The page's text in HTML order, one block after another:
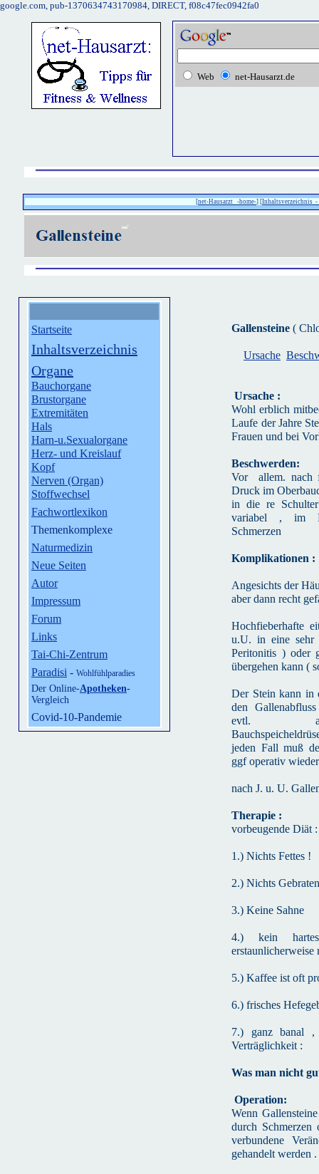
google.com, pub-1370634743170984, DIRECT, f08c47fec0942fa0
Web net-Hausarzt.de
[net-Hausarzt -home-] [Inhaltsverzeichnis -
Startseite
Inhaltsverzeichnis
Organe
Bauchorgane
Brustorgane
Extremitäten
Hals
Harn-u.Sexualorgane
Herz- und Kreislauf
Kopf
Nerven (Organ)
Stoffwechsel
Fachwortlexikon
Themenkomplexe
Naturmedizin
Neue Seiten
Autor
Impressum
Forum
Links
Tai-Chi-Zentrum
Paradisi - Wohlfühlparadies
Der Online-Apotheken-
Vergleich
Covid-10-Pandemie
Gallensteine(
Ursache
Ursache :
Wohl erblich
Laufe der Jahre
Frauen und bei
Beschwerden:
Vor allem. nach
Druck im
in die re
variabel , im
Schmerzen
Komplikationen :
Angesichts der
aber dann recht
Hochfieberhafte
u.U. in eine sehr
Peritonitis ) oder
übergehen kann (
Der Stein kann in
den
evtl.
jeden Fall muß
ggf operativ
nach J. u. U.
Therapie :
vorbeugende Diät :
1.) Nichts Fettes !
2.) Nichts
3.) Keine Sahne
4.) kein
erstaunlicherweise
5.) Kaffee ist oft
6.) frisches
7.) ganz banal ,
Verträglichkeit :
Was man nicht
Operation:
Wenn
durch
verbundene
gehandelt werden .